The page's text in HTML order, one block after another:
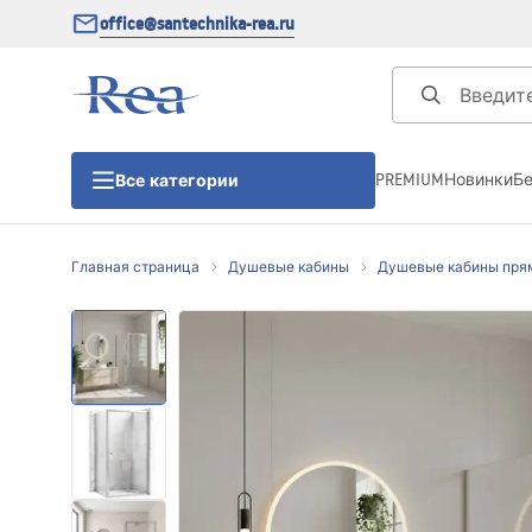
office@santechnika-rea.ru
Все категории
Душевые двери
Линейные трапы для душа
PREMIUMНовинки
Главная страница Душевые кабины Душевые кабины